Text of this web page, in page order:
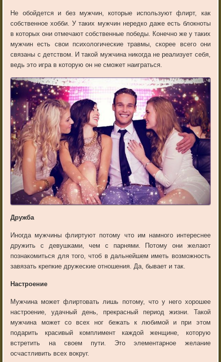
Не обойдется и без мужчин, которые используют флирт, как
собственное хобби. У таких мужчин нередко даже есть блокноты
в которых они отмечают собственные победы. Конечно же у таких
мужчин есть свои психологические травмы, скорее всего они
связаны с детством. И такой мужчина никогда не реализует себя,
ведь это игра в которую он не сможет наиграться.
Дружба
Иногда мужчины флиртуют потому что им намного интереснее
дружить с девушками, чем с парнями. Потому они желают
познакомиться для того, чтоб в дальнейшем иметь возможность
завязать крепкие дружеские отношения. Да, бывает и так.
Настроение
Мужчина может флиртовать лишь потому, что у него хорошее
настроение, удачный день, прекрасный период жизни. Такой
мужчина может со всех ног бежать к любимой и при этом
подарить красивый комплимент каждой женщине, которую
встретить на своем пути. Это элементарное желание
осчастливить всех вокруг.